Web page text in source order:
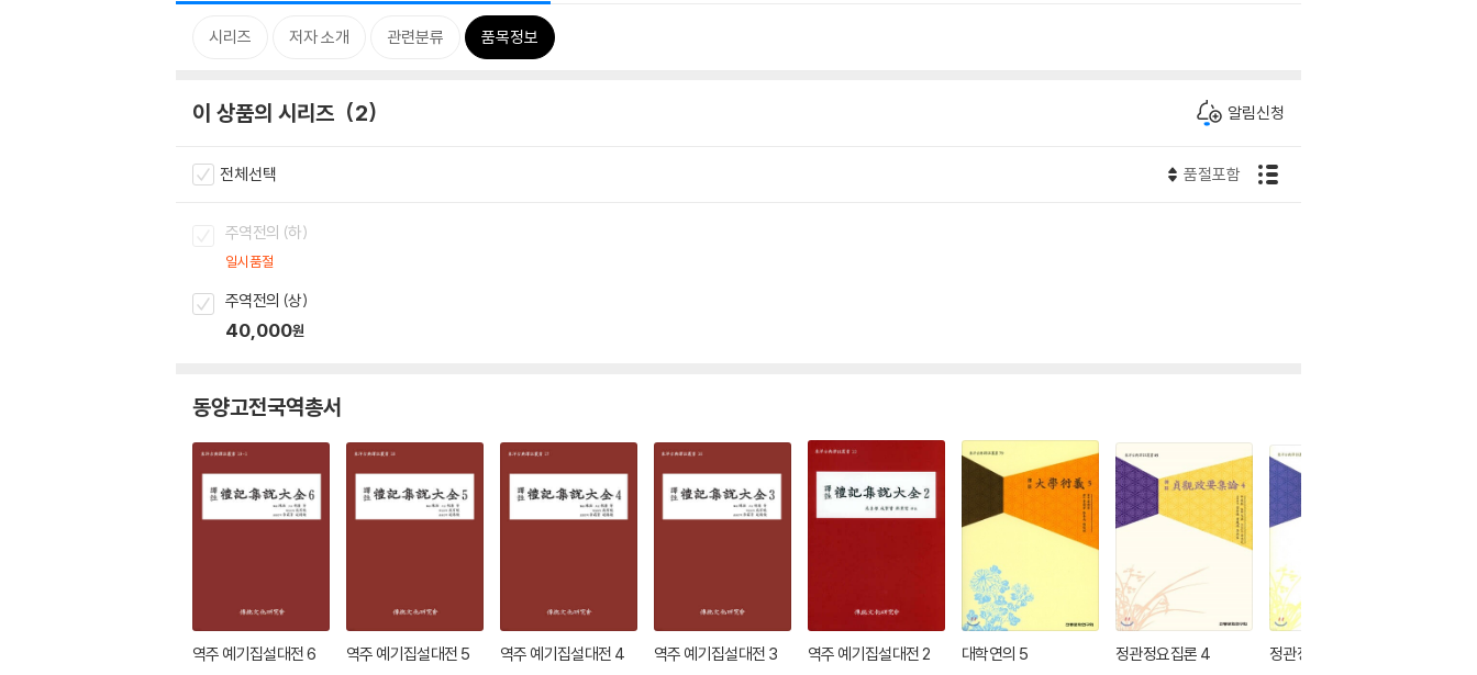
시리즈 저자 소개 관련분류 품목정보
이 상품의 시리즈 2 알림신청
전체선택 품절포함
주역전의 (하)
일시품절
주역전의 (상)
40,000원
동양고전국역총서
역주 예기집설대전 6 역주 예기집설대전 5 역주 예기집설대전 4 역주 예기집설대전 3 역주 예기집설대전 2 대학연의 5 정관정요집론 4 정관정요집론 3